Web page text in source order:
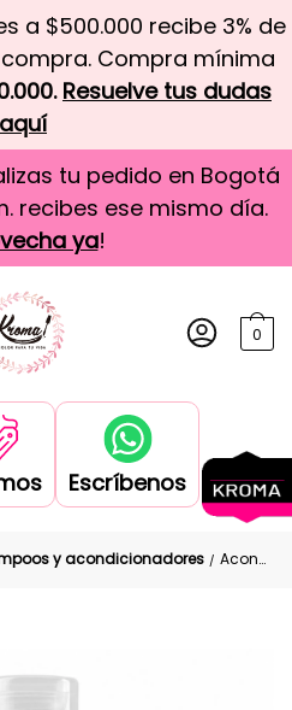
a $500.000 recibe 3% de
Compra mínima
Resuelve tus dudas
aquí
tu pedido en Bogotá
recibes ese mismo día.
ya!
0
Escríbenos
y acondicionadores / Acondicionador control caspa La poción